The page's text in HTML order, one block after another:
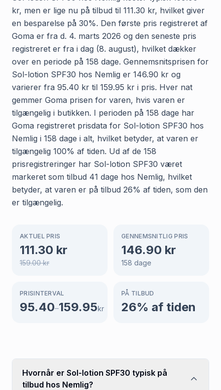
kr, men er lige nu på tilbud til 111.30 kr, hvilket giver
en besparelse på 30%. Den første pris registreret af
Goma er fra d. 4. marts 2026 og den seneste pris
registreret er fra i dag (8. august), hvilket dækker
over en periode på 158 dage. Gennemsnitsprisen for
Sol-lotion SPF30 hos Nemlig er 146.90 kr og
varierer fra 95.40 kr til 159.95 kr i pris. Hver nat
gemmer Goma prisen for varen, hvis varen er
tilgængelig i butikken. I perioden på 158 dage har
Goma registreret prisdata for Sol-lotion SPF30 hos
Nemlig i 158 dage i alt, hvilket betyder, at varen er
tilgængelig 100% af tiden. Ud af de 158
prisregistreringer har Sol-lotion SPF30 været
markeret som tilbud 41 dage hos Nemlig, hvilket
betyder, at varen er på tilbud 26% af tiden, som den
er tilgængelig.
AKTUEL PRIS
111.30 kr
159.00kr
GENNEMSNITLIG PRIS
146.90 kr
158 dage
PRISINTERVAL
95.40–159.95kr
PÅ TILBUD
26% af tiden
Hvornår er Sol-lotion SPF30 typisk på
tilbud hos Nemlig?